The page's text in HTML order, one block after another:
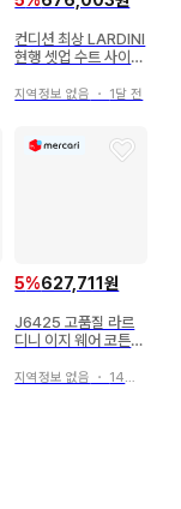
컨디션 최상 LARDINI
현행 셋업 수트 사이즈
지역정보 없음 ・ 1달 전
5%627,711원
J6425 고품질 라르
디니 이지 웨어 코튼
지역정보 없음 ・ 14일 전